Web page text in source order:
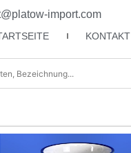
import.com
KONTAKT